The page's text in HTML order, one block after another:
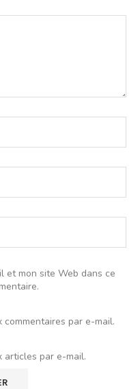
et mon site Web dans ce
commentaires par e-mail.
articles par e-mail.